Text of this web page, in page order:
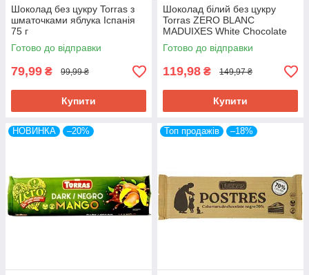
Шоколад без цукру Torras з
шматочками яблука Іспанія
75 г
Готово до відправки
79,99 ₴ 99,99 ₴
Купити
Шоколад білий без цукру
Torras ZERO BLANC
MADUIXES White Chocolate
with strawberries з полуницею
125 г
Готово до відправки
119,98 ₴ 149,97 ₴
Купити
НОВИНКА –20% Топ продажів –18%